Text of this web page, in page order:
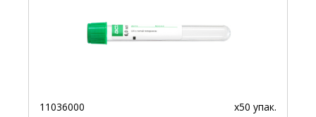
11036000
x50 упак.